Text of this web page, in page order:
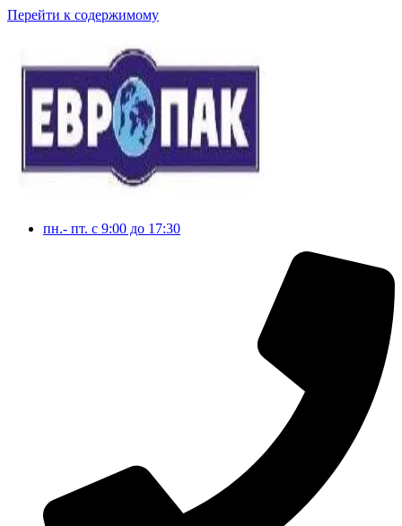
Перейти к содержимому
пн.- пт. с 9:00 до 17:30